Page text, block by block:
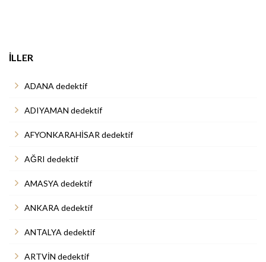
İLLER
ADANA dedektif
ADIYAMAN dedektif
AFYONKARAHİSAR dedektif
AĞRI dedektif
AMASYA dedektif
ANKARA dedektif
ANTALYA dedektif
ARTVİN dedektif